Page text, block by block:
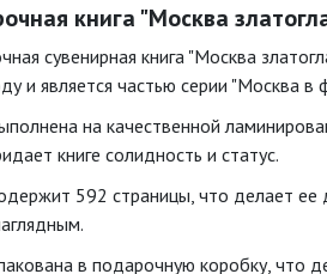
книга "Москва
сувенирная книга "Москва
и является частью серии "Москва в
на качественной
книге солидность и статус.
592 страницы, что делает
в подарочную коробку, что